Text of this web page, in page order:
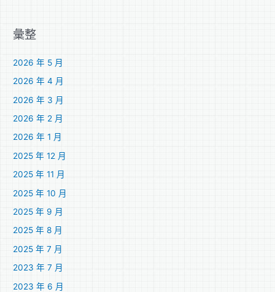
彙整
2026 年 5 月
2026 年 4 月
2026 年 3 月
2026 年 2 月
2026 年 1 月
2025 年 12 月
2025 年 11 月
2025 年 10 月
2025 年 9 月
2025 年 8 月
2025 年 7 月
2023 年 7 月
2023 年 6 月